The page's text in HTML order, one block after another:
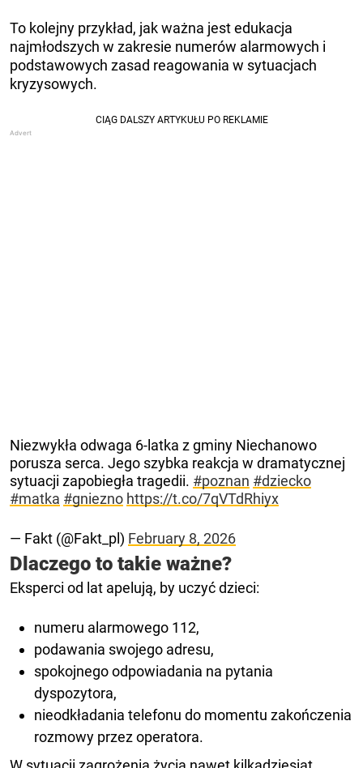
To kolejny przykład, jak ważna jest edukacja
najmłodszych w zakresie numerów alarmowych i
podstawowych zasad reagowania w sytuacjach
kryzysowych.
Niezwykła odwaga 6-latka z gminy Niechanowo
porusza serca. Jego szybka reakcja w dramatycznej
sytuacji zapobiegła tragedii. #poznan #dziecko
#matka #gniezno https://t.co/7qVTdRhiyx
— Fakt (@Fakt_pl) February 8, 2026
Dlaczego to takie ważne?
Eksperci od lat apelują, by uczyć dzieci:
numeru alarmowego 112,
podawania swojego adresu,
spokojnego odpowiadania na pytania
dyspozytora,
nieodkładania telefonu do momentu zakończenia
rozmowy przez operatora.